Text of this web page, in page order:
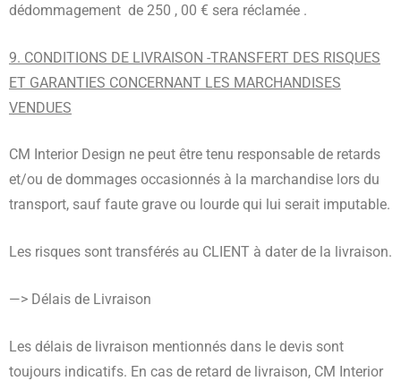
dédommagement de 250 , 00 € sera réclamée .
9. CONDITIONS DE LIVRAISON -TRANSFERT DES RISQUES
ET GARANTIES CONCERNANT LES MARCHANDISES
VENDUES
CM Interior Design ne peut être tenu responsable de retards
et/ou de dommages occasionnés à la marchandise lors du
transport, sauf faute grave ou lourde qui lui serait imputable.
Les risques sont transférés au CLIENT à dater de la livraison.
—> Délais de Livraison
Les délais de livraison mentionnés dans le devis sont
toujours indicatifs. En cas de retard de livraison, CM Interior